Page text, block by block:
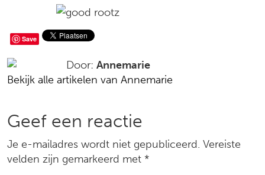
Deel
op
social
media
Save
Door: Annemarie
Bekijk alle artikelen van Annemarie
Reacties
Geef een reactie
Je e-mailadres wordt niet gepubliceerd. Vereiste
velden zijn gemarkeerd met *